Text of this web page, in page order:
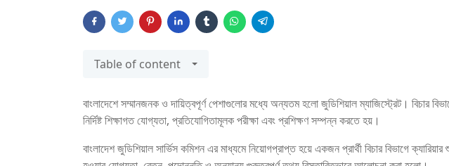
Table of content
বাংলাদেশে সম্মানজনক ও দায়িত্বপূর্ণ পেশাগুলোর মধ্যে অন্যতম হলো জুডিশিয়াল ম্যাজিস্ট্রেট। বিচার
নির্দিষ্ট শিক্ষাগত যোগ্যতা, প্রতিযোগিতামূলক পরীক্ষা এবং প্রশিক্ষণ সম্পন্ন করতে হয়।
বাংলাদেশ জুডিশিয়াল সার্ভিস কমিশন এর মাধ্যমে নিয়োগপ্রাপ্ত হয়ে একজন প্রার্থী বিচার বিভাগে